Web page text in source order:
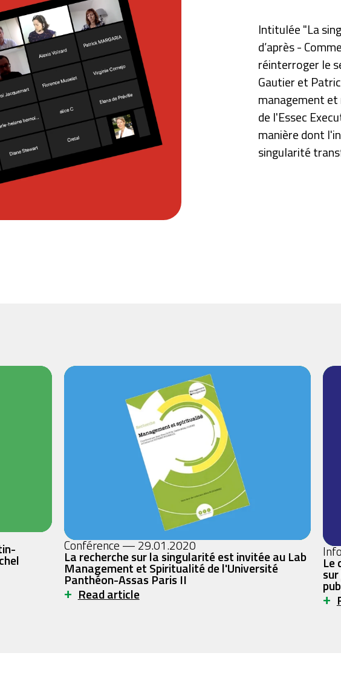
Intitulée "La
d’après -
réinterroger le
Gautier et
management
de l'Essec
manière dont
singularité
Conférence — 29.01.2020
La recherche sur la singularité est invitée au Lab
Management et Spiritualité de l'Université
Panthéon-Assas Paris II
+ Read article
Le
+